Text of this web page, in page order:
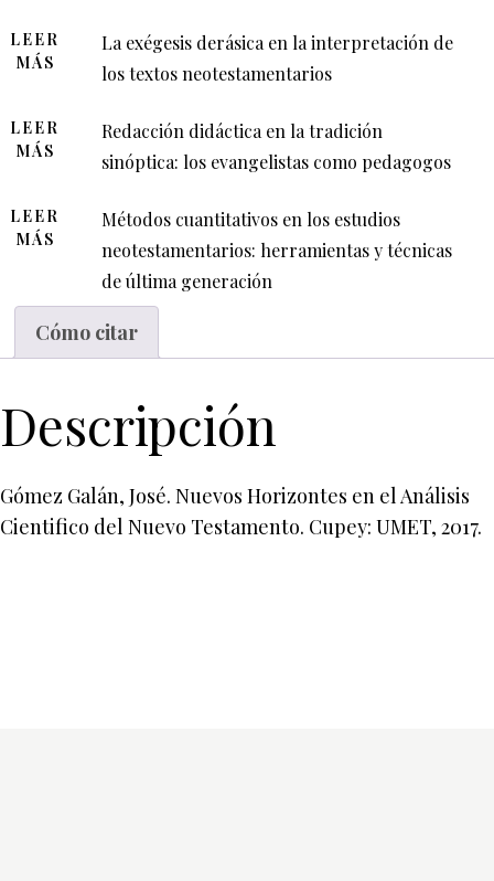
LEER
MÁS
La exégesis derásica en la interpretación de
los textos neotestamentarios
LEER
MÁS
Redacción didáctica en la tradición
sinóptica: los evangelistas como pedagogos
LEER
MÁS
Métodos cuantitativos en los estudios
neotestamentarios: herramientas y técnicas
de última generación
Cómo citar
Descripción
Gómez Galán, José. Nuevos Horizontes en el Análisis
Cientifico del Nuevo Testamento. Cupey: UMET, 2017.